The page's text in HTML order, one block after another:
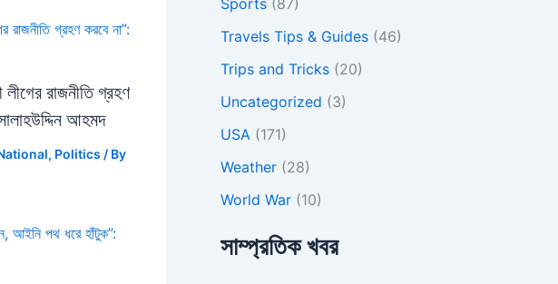
রাজনীতি গ্রহণ
আহমদ
, Politics / By
Travels Tips & Guides (46)
Trips and Tricks (20)
Uncategorized (3)
USA (171)
Weather (28)
World War (10)
সাম্প্রতিক খবর